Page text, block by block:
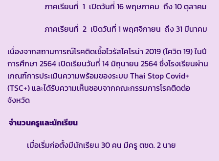
ภาคเรียนที่ 1 เปิดวันที่ 16 พฤษภาคม ถึง 10 ตุลาคม
ภาคเรียนที่ 2 เปิดวันที่ 1 พฤศจิกายน ถึง 31 มีนาคม
เนื่องจากสถานการณ์โรคติดเชื้อไวรัสโคโรน่า 2019 (โควิด 19) ในปี
การศึกษา 2564 เปิดเรียนวันที่ 14 มิถุนายน 2564 ซึ่งโรงเรียนผ่าน
เกณฑ์การประเมินความพร้อมของระบบ Thai Stop Covid+
(TSC+) และได้รับความเห็นชอบจากคณะกรรมการโรคติดต่อ
จังหวัด
จำนวนครูและนักเรียน
เมื่อเริ่มก่อตั้งมีนักเรียน 30 คน มีครู ตชด. 2 นาย